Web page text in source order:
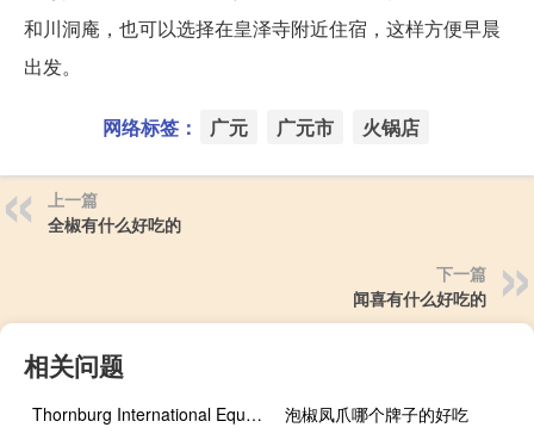
和川洞庵，也可以选择在皇泽寺附近住宿，这样方便早晨
出发。
网络标签： 广元 广元市 火锅店
上一篇
全椒有什么好吃的
下一篇
闻喜有什么好吃的
相关问题
Thornburg International Equity Fund在7月份建仓做多思爱普清仓贵州茅台增持美团、港交所、法国巴黎银行、阿斯利康等八只股票重仓阿里巴巴、道达尔能源、罗氏制药、美团
泡椒凤爪哪个牌子的好吃